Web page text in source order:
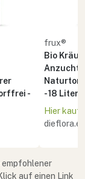
-
frux®
Bio
Naturton
- 18 Liter
Hier
dieflora.eu
empfohlener
auf einen Link